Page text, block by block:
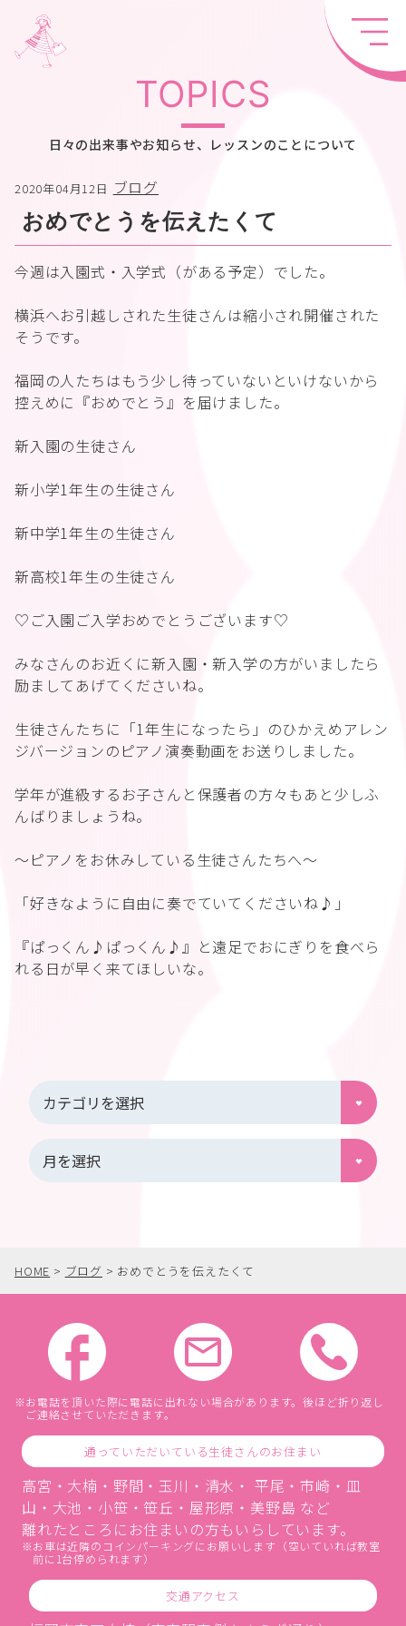
TOPICS
日々の出来事やお知らせ、レッスンのことについて
2020年04月12日 ブログ
おめでとうを伝えたくて
今週は入園式・入学式（がある予定）でした。
横浜へお引越しされた生徒さんは縮小され開催された
そうです。
福岡の人たちはもう少し待っていないといけないから
控えめに『おめでとう』を届けました。
新入園の生徒さん
新小学1年生の生徒さん
新中学1年生の生徒さん
新高校1年生の生徒さん
♡ご入園ご入学おめでとうございます♡
みなさんのお近くに新入園・新入学の方がいましたら
励ましてあげてくださいね。
生徒さんたちに「1年生になったら」のひかえめアレン
ジバージョンのピアノ演奏動画をお送りしました。
学年が進級するお子さんと保護者の方々もあと少しふ
んばりましょうね。
～ピアノをお休みしている生徒さんたちへ～
「好きなように自由に奏でていてくださいね♪」
『ぱっくん♪ぱっくん♪』と遠足でおにぎりを食べら
れる日が早く来てほしいな。
HOME > ブログ > おめでとうを伝えたくて
お電話を頂いた際に電話に出れない場合があります。後ほど折り返し
ご連絡させていただきます。
通っていただいている生徒さんのお住まい
高宮・大楠・野間・玉川・清水・ 平尾・市崎・皿
山・大池・小笹・笹丘・屋形原・美野島 など
離れたところにお住まいの方もいらしています。
お車は近隣のコインパーキングにお願いします（空いていれば教室
前に1台停められます）
交通アクセス